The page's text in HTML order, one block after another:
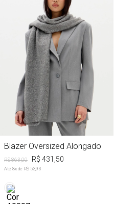
Blazer Oversized Alongado
R$ 863,00 R$ 431,50
Até 8x de R$ 53,93